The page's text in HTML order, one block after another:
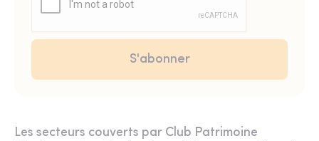
Les secteurs couverts par Club Patrimoine